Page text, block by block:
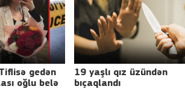
gedən
oğlu belə
19 yaşlı qız üzündən
bıçaqlandı